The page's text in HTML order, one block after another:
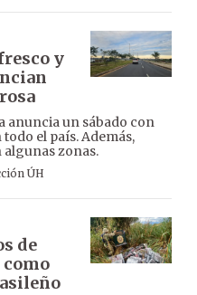
y
anuncia un sábado con
el país. Además,
zonas.
ÚH
de